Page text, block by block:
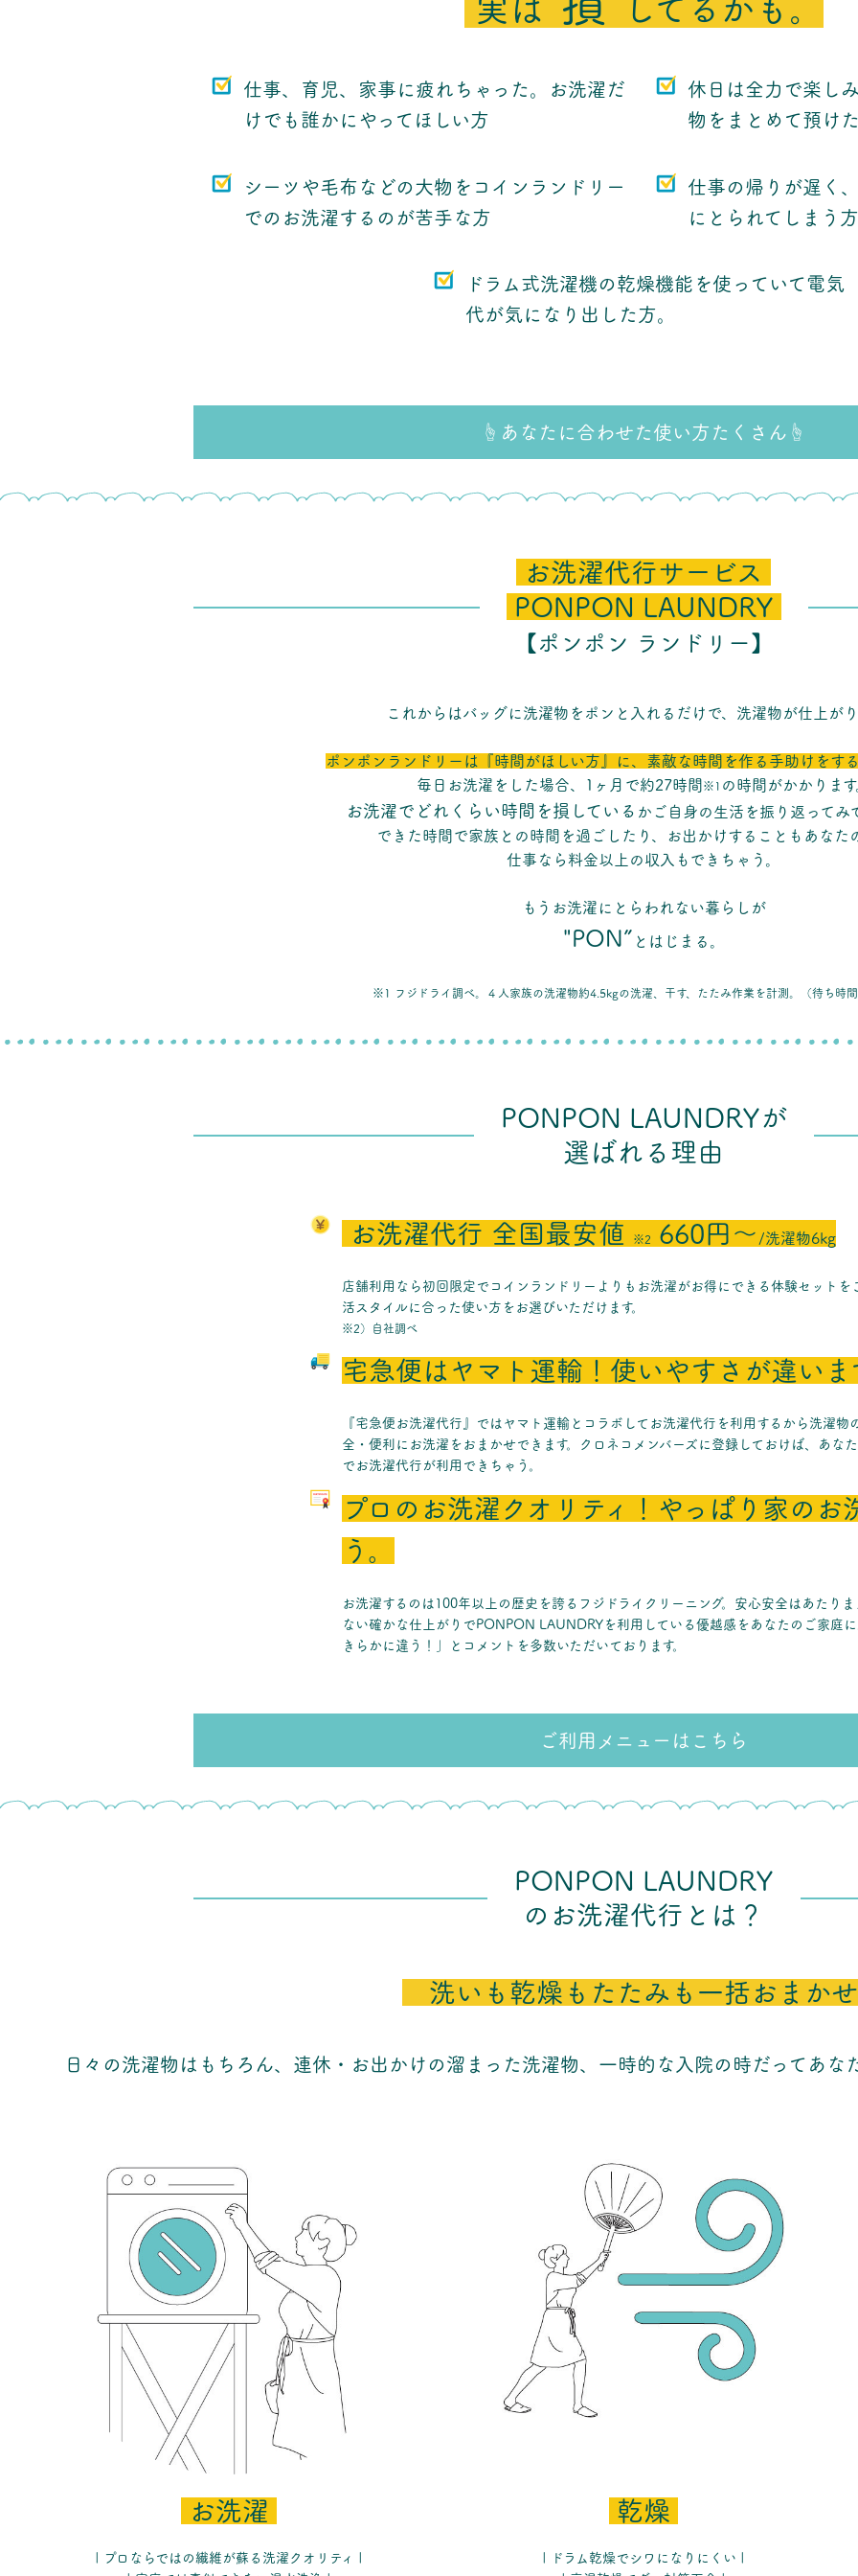
実は してるかも。
仕事、育児、家事に疲れちゃった。お洗濯だ
けでも誰かにやってほしい方
休日は全力で楽し
物をまとめて預けた
シーツや毛布などの大物をコインランドリー
でのお洗濯するのが苦手な方
仕事の帰りが遅く
にとられてしまう方
ドラム式洗濯機の乾燥機能を使っていて電気
代が気になり出した方。
☝︎あなたに合わせた使い方たくさん☝︎
お洗濯代行サービス
PONPON LAUNDRY
【ポンポン ランドリー】
これからはバッグに洗濯物をポンと入れるだけで、洗濯物が仕上がり
ポンポンランドリーは『時間がほしい方』に、 素敵な時間を作る手助けをする
毎日お洗濯をした場合、1ヶ月で約27時間 ※1 の時間がかかります
お洗濯でどれくらい時間を損している かご自身の生活を振り返ってみ
できた時間で家族との時間を過ごしたり、お出かけすることもあなた
仕事なら料金以上の収入もできちゃう。
もうお洗濯にとらわれない暮らしが
"PON” とはじまる。
※1 フジドライ調べ。４人家族の洗濯物約4.5kgの洗濯、干す、たたみ作業を計測。（待ち時間
PONPON LAUNDRYが
選ばれる理由
お洗濯代行 全国最安値 ※2 660円 〜 /洗濯物6kg
店舗利用なら初回限定でコインランドリーよりもお洗濯がお得にできる体験セットを
活スタイルに合った使い方をお選びいただけます。
※2）自社調べ
宅急便はヤマト運輸！使いやすさが違いま
『宅急便お洗濯代行』ではヤマト運輸とコラボしてお洗濯代行を利用するから洗濯物
全・便利にお洗濯をおまかせできます。クロネコメンバーズに登録しておけば、あな
でお洗濯代行が利用できちゃう。
プロのお洗濯クオリティ！やっぱり家のお
う。
お洗濯するのは100年以上の歴史を誇るフジドライクリーニング。安心安全はあたり
ない確かな仕上がりでPONPON LAUNDRYを利用している優越感をあなたのご家庭
きらかに違う！」とコメントを多数いただいております。
ご利用メニューはこちら
PONPON LAUNDRY
のお洗濯代行とは？
洗いも乾燥もたたみも一括 おまか
日々の洗濯物はもちろん、連休・お出かけの溜まった洗濯物、一時的な入院の時だってあな
お洗濯
| プロならではの繊維が蘇る洗濯クオリティ |
乾燥
| ドラム乾燥でシワになりにくい |